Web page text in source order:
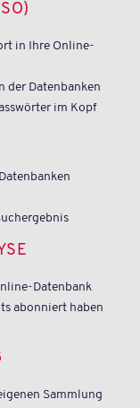
in Ihre Online-
der Datenbanken
im Kopf
Datenbank
abonniert haben
Sammlung